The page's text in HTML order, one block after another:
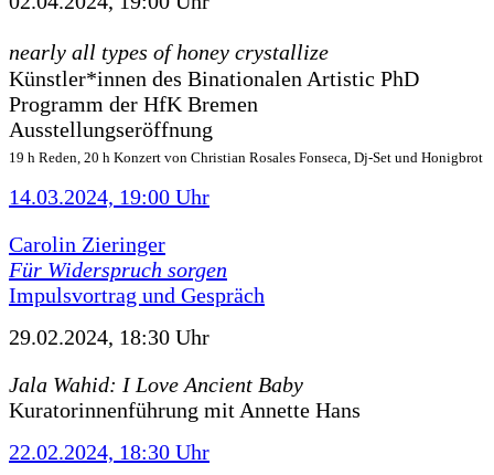
nearly all types of honey crystallize
Künstler*innen des Binationalen Artistic PhD
Programm der HfK Bremen
Ausstellungseröffnung
19 h Reden, 20 h Konzert von Christian Rosales Fonseca, Dj-Set und Honigbrot
14.03.2024, 19:00 Uhr
Carolin Zieringer
Für Widerspruch sorgen
Impulsvortrag und Gespräch
29.02.2024, 18:30 Uhr
Jala Wahid: I Love Ancient Baby
Kuratorinnenführung mit Annette Hans
22.02.2024, 18:30 Uhr